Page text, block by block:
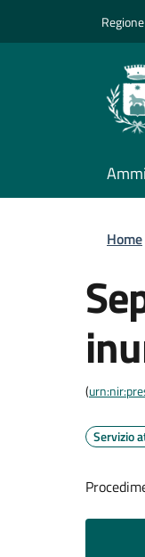
Home
(
Servizio